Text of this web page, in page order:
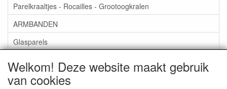
Welkom! Deze website maakt gebruik
van cookies
Parelkraaltjes - Rocailles - Grootoogkralen
ARMBANDEN
Glasparels
Toebehoren